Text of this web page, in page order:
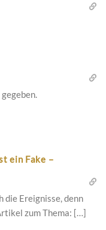
ein Fake –
die Ereignisse, denn
zum Thema: […]